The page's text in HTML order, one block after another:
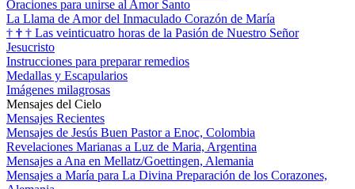
Oraciones para unirse al Amor Santo
La Llama de Amor del Inmaculado Corazón de María
† † † Las veinticuatro horas de la Pasión de Nuestro Señor
Jesucristo
Instrucciones para preparar remedios
Medallas y Escapularios
Imágenes milagrosas
Mensajes del Cielo
Mensajes Recientes
Mensajes de Jesús Buen Pastor a Enoc, Colombia
Revelaciones Marianas a Luz de Maria, Argentina
Mensajes a Ana en Mellatz/Goettingen, Alemania
Mensajes a María para La Divina Preparación de los Corazones,